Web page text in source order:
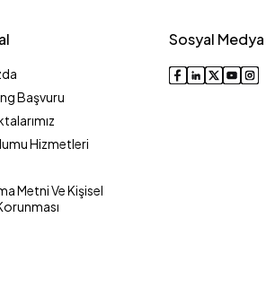
Başvuru
Hizmetleri
Metni Ve Kişisel
Sosyal Medya